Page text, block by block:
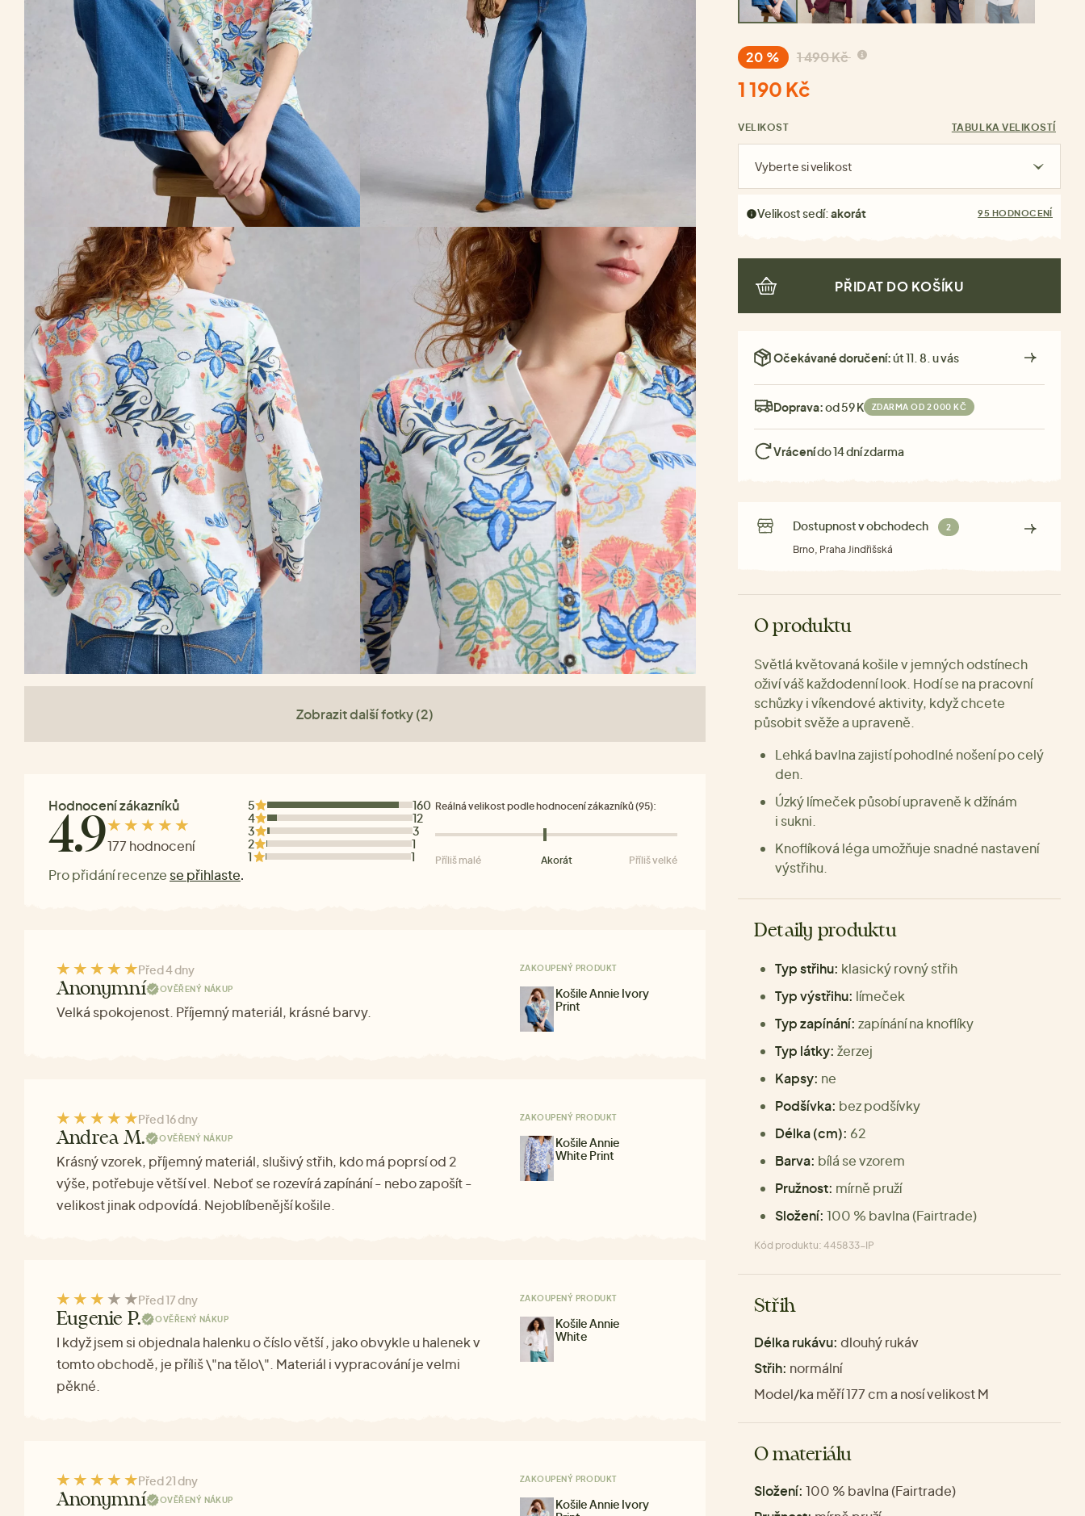
Zobrazit další fotky (2)
Hodnocení zákazníků
4.9177 hodnocení
Pro přidání recenze se přihlaste.
5
160
4
12
3
3
2
1
1
1
Reálná velikost podle hodnocení zákazníků (95):
Příliš malé Akorát Příliš velké
Před 4 dny
Anonymní OVĚŘENÝ NÁKUP
Velká spokojenost. Příjemný materiál, krásné barvy.
ZAKOUPENÝ PRODUKT
Košile Annie Ivory
Print
Před 16 dny
Andrea M. OVĚŘENÝ NÁKUP
Krásný vzorek, příjemný materiál, slušivý střih, kdo má poprsí od 2
výše, potřebuje větší vel. Neboť se rozevírá zapínání - nebo zapošít -
velikost jinak odpovídá. Nejoblíbenější košile.
ZAKOUPENÝ PRODUKT
Košile Annie
White Print
Před 17 dny
Eugenie P. OVĚŘENÝ NÁKUP
I když jsem si objednala halenku o číslo větší , jako obvykle u halenek v
tomto obchodě, je příliš \"na tělo\". Materiál i vypracování je velmi
pěkné.
ZAKOUPENÝ PRODUKT
Košile Annie
White
Před 21 dny
Anonymní OVĚŘENÝ NÁKUP
ZAKOUPENÝ PRODUKT
Košile Annie Ivory
20 % 1 490 Kč
1 190 Kč
VELIKOST TABULKA VELIKOSTÍ
Vyberte si velikost
Velikost sedí:akorát 95 HODNOCENÍ
PŘIDAT DO KOŠÍKU
Očekávané doručení:út 11. 8. u vás
Doprava:od 59 Kč ZDARMA OD 2 000 KČ
Vrácenído 14 dní zdarma
Dostupnost v obchodech 2
Brno, Praha Jindřišská
O produktu
Světlá květovaná košile v jemných odstínech
oživí váš každodenní look. Hodí se na pracovní
schůzky i víkendové aktivity, když chcete
působit svěže a upraveně.
Lehká bavlna zajistí pohodlné nošení po celý
den.
Úzký límeček působí upraveně k džínám
i sukni.
Knoflíková léga umožňuje snadné nastavení
výstřihu.
Detaily produktu
Typ střihu: klasický rovný střih
Typ výstřihu: límeček
Typ zapínání: zapínání na knoflíky
Typ látky: žerzej
Kapsy: ne
Podšívka: bez podšívky
Délka (cm): 62
Barva: bílá se vzorem
Pružnost: mírně pruží
Složení: 100 % bavlna (Fairtrade)
Kód produktu: 445833-IP
Střih
Délka rukávu: dlouhý rukáv
Střih: normální
Model/ka měří 177 cm a nosí velikost M
O materiálu
Složení: 100 % bavlna (Fairtrade)